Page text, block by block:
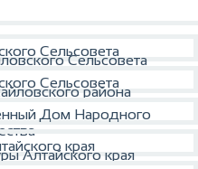
Сельсовета
района
Дом Народного
Алтайского края